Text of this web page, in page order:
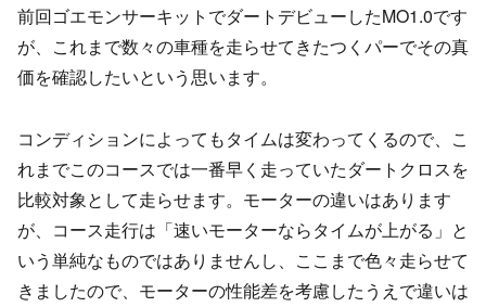
前回ゴエモンサーキットでダートデビューしたMO1.0です
が、これまで数々の車種を走らせてきたつくパーでその真
価を確認したいという思います。
コンディションによってもタイムは変わってくるので、こ
れまでこのコースでは一番早く走っていたダートクロスを
比較対象として走らせます。モーターの違いはあります
が、コース走行は「速いモーターならタイムが上がる」と
いう単純なものではありませんし、ここまで色々走らせて
きましたので、モーターの性能差を考慮したうえで違いは